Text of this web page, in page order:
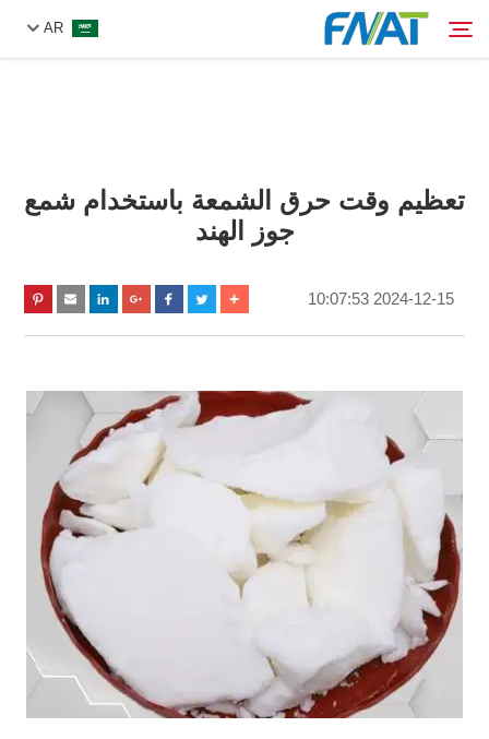
AR
من نحن
فيديو
تعظيم وقت حرق الشمعة باستخدام شمع
جوز الهند
2024-12-15 10:07:53